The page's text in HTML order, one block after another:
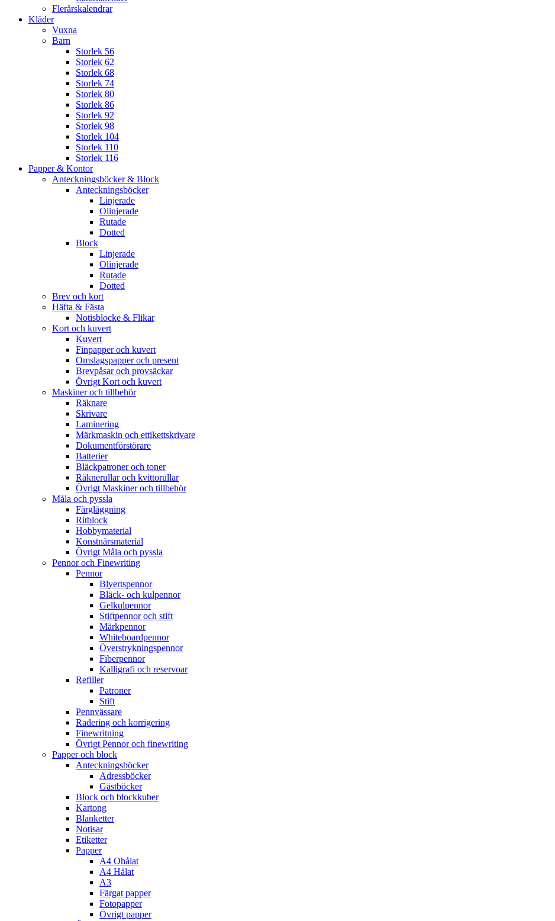
Flerårskalendrar
Kläder
Vuxna
Barn
Storlek 56
Storlek 62
Storlek 68
Storlek 74
Storlek 80
Storlek 86
Storlek 92
Storlek 98
Storlek 104
Storlek 110
Storlek 116
Papper & Kontor
Anteckningsböcker & Block
Anteckningsböcker
Linjerade
Olinjerade
Rutade
Dotted
Block
Linjerade
Olinjerade
Rutade
Dotted
Brev och kort
Häfta & Fästa
Notisblocke & Flikar
Kort och kuvert
Kuvert
Finpapper och kuvert
Omslagspapper och present
Brevpåsar och provsäckar
Övrigt Kort och kuvert
Maskiner och tillbehör
Räknare
Skrivare
Laminering
Märkmaskin och ettikettskrivare
Dokumentförstörare
Batterier
Bläckpatroner och toner
Räknerullar och kvittorullar
Övrigt Maskiner och tillbehör
Måla och pyssla
Färgläggning
Ritblock
Hobbymaterial
Konstnärsmaterial
Övrigt Måla och pyssla
Pennor och Finewriting
Pennor
Blyertspennor
Bläck- och kulpennor
Gelkulpennor
Stiftpennor och stift
Märkpennor
Whiteboardpennor
Överstrykningspennor
Fiberpennor
Kalligrafi och reservoar
Refiller
Patroner
Stift
Pennvässare
Radering och korrigering
Finewritning
Övrigt Pennor och finewriting
Papper och block
Anteckningsböcker
Adressböcker
Gästböcker
Block och blockkuber
Kartong
Blanketter
Notisar
Etiketter
Papper
A4 Ohålat
A4 Hålat
A3
Färgat papper
Fotopapper
Övrigt papper